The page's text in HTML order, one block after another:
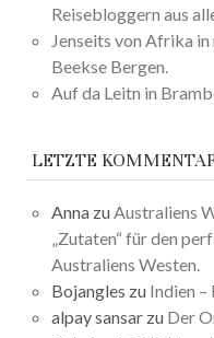
Reisebloggern aus
Jenseits von Afrika
Beekse Bergen.
Auf da Leitn in
LETZTE
Anna zuAustraliens
„Zutaten“ für den
Australiens Westen.
Bojangles zu Indien –
alpay sansar zu Der